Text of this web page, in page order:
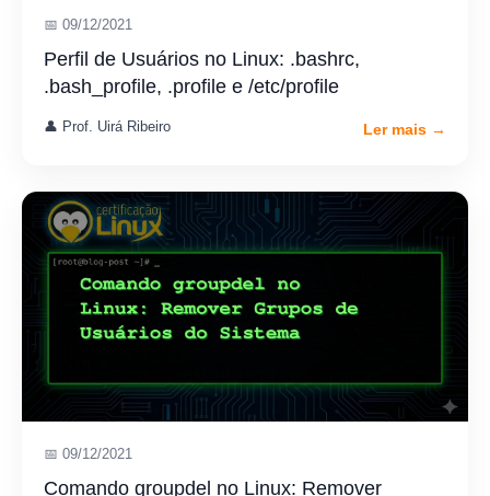
📅 09/12/2021
Perfil de Usuários no Linux: .bashrc,
.bash_profile, .profile e /etc/profile
👤 Prof. Uirá Ribeiro Ler mais →
📅 09/12/2021
Comando groupdel no Linux: Remover